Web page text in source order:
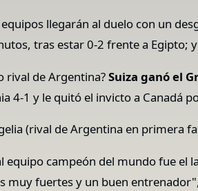
llegarán al duelo con un
tras estar 0-2 frente a Egipto;
rival de Argentina?Suiza ganó el
4-1 y le quitó el invicto a Canadá
(rival de Argentina en primera
equipo campeón del mundo fue el
muy fuertes y un buen